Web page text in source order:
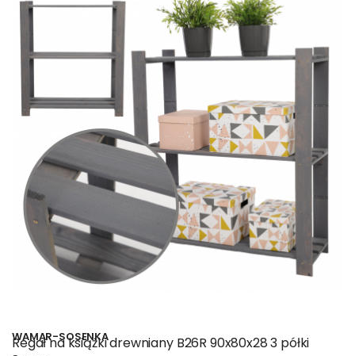
WAMAR-SOSENKA
Regał na książki drewniany B26R 90x80x28 3 półki